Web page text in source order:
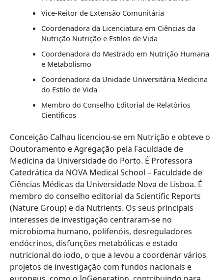
Vice-Reitor de Extensão Comunitária
Coordenadora da Licenciatura em Ciências da
Nutrição Nutrição e Estilos de Vida
Coordenadora do Mestrado em Nutrição Humana
e Metabolismo
Coordenadora da Unidade Universitária Medicina
do Estilo de Vida
Membro do Conselho Editorial de Relatórios
Científicos
Conceição Calhau licenciou-se em Nutrição e obteve o
Doutoramento e Agregação pela Faculdade de
Medicina da Universidade do Porto. É Professora
Catedrática da NOVA Medical School – Faculdade de
Ciências Médicas da Universidade Nova de Lisboa. É
membro do conselho editorial da Scientific Reports
(Nature Group) e da Nutrients. Os seus principais
interesses de investigação centraram-se no
microbioma humano, polifenóis, desreguladores
endócrinos, disfunções metabólicas e estado
nutricional do iodo, o que a levou a coordenar vários
projetos de investigação com fundos nacionais e